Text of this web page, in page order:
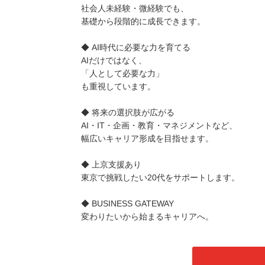
社会人未経験・微経験でも、
基礎から段階的に成長できます。
◆ AI時代に必要な力を育てる
AIだけではなく、
「人として必要な力」
も重視しています。
◆ 将来の選択肢が広がる
AI・IT・企画・教育・マネジメントなど、
幅広いキャリア形成を目指せます。
◆ 上京支援あり
東京で挑戦したい20代をサポートします。
◆ BUSINESS GATEWAY
変わりたいから始まるキャリアへ。